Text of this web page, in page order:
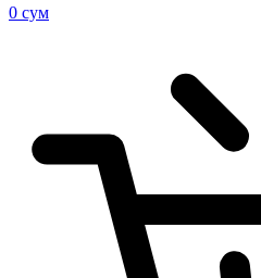
0 сум